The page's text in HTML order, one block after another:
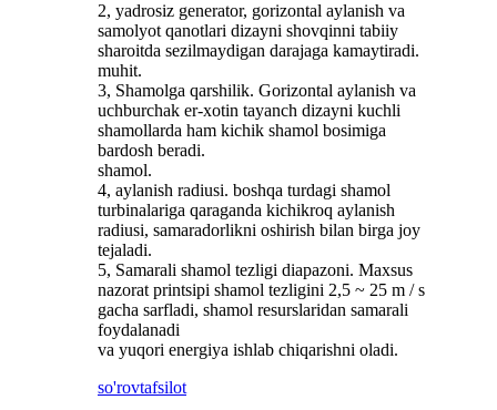
2, yadrosiz generator, gorizontal aylanish va
samolyot qanotlari dizayni shovqinni tabiiy
sharoitda sezilmaydigan darajaga kamaytiradi.
muhit.
3, Shamolga qarshilik. Gorizontal aylanish va
uchburchak er-xotin tayanch dizayni kuchli
shamollarda ham kichik shamol bosimiga
bardosh beradi.
shamol.
4, aylanish radiusi. boshqa turdagi shamol
turbinalariga qaraganda kichikroq aylanish
radiusi, samaradorlikni oshirish bilan birga joy
tejaladi.
5, Samarali shamol tezligi diapazoni. Maxsus
nazorat printsipi shamol tezligini 2,5 ~ 25 m / s
gacha sarfladi, shamol resurslaridan samarali
foydalanadi
va yuqori energiya ishlab chiqarishni oladi.
so'rovtafsilot